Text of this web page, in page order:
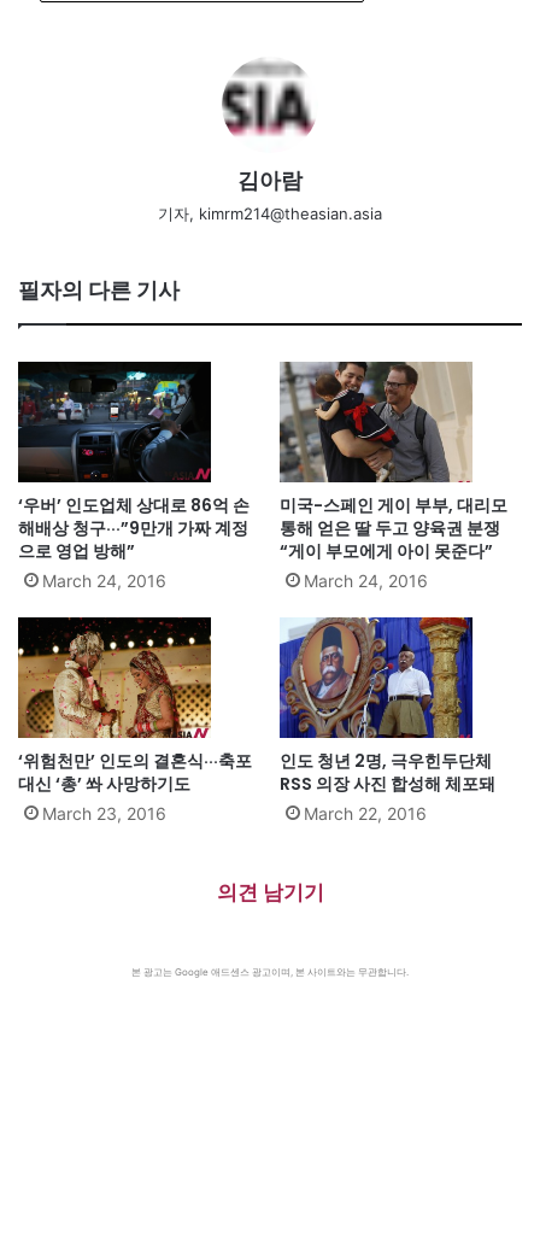
김아람
기자, kimrm214@theasian.asia
필자의 다른 기사
‘우버’ 인도업체 상대로 86억 손
해배상 청구···”9만개 가짜 계정
으로 영업 방해”
March 24, 2016
미국-스페인 게이 부부, 대리모
통해 얻은 딸 두고 양육권 분쟁
“게이 부모에게 아이 못준다”
March 24, 2016
‘위험천만’ 인도의 결혼식···축포
대신 ‘총’ 쏴 사망하기도
March 23, 2016
인도 청년 2명, 극우힌두단체
RSS 의장 사진 합성해 체포돼
March 22, 2016
의견 남기기
본 광고는 Google 애드센스 광고이며, 본 사이트와는 무관합니다.